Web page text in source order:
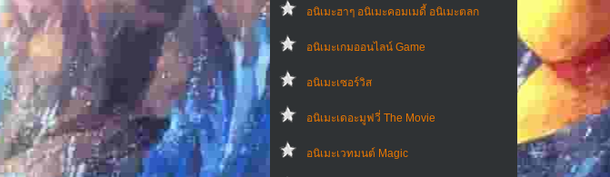
อนิเมะฮาๆ อนิเมะคอมเมดี้ อนิเมะตลก
อนิเมะเกมออนไลน์ Game
อนิเมะเซอร์วิส
อนิเมะเดอะมูฟวี่ The Movie
อนิเมะเวทมนต์ Magic